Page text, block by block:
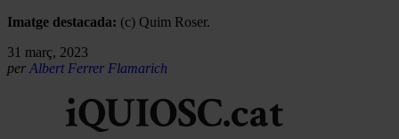
Imatge destacada: (c) Quim Roser.
31 març, 2023
per Albert Ferrer Flamarich